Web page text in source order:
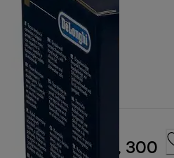
de doble pared, 300